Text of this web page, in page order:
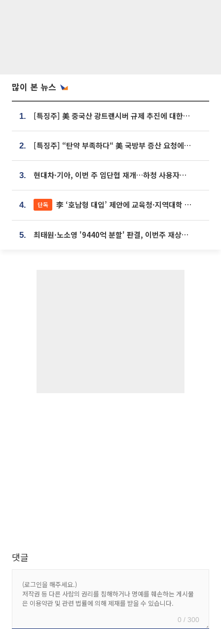
많이 본 뉴스
1. [특징주] 美 중국산 광트랜시버 규제 추진에 대한광통신 등 광통신株 강세
2. [특징주] “탄약 부족하다“ 美 국방부 증산 요청에⋯국내 방산주 급등세
3. 현대차·기아, 이번 주 임단협 재개…하청 사용자성 재심도 ‘변수’
4. 단독 李 ‘호남형 대입’ 제안에 교육청·지역대학 서·논술형 입시 연계 '착수'
5. 최태원·노소영 '9440억 분할' 판결, 이번주 재상고 여부 주목
댓글
0 / 300